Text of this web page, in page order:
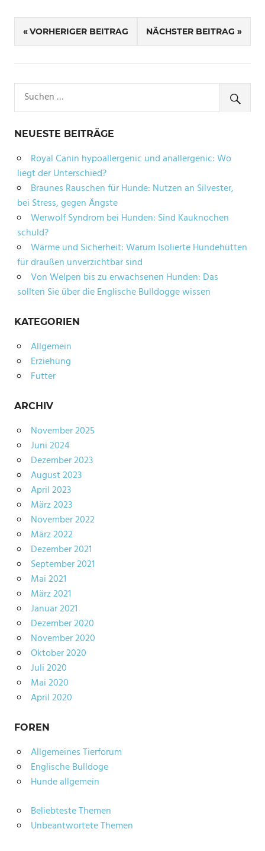
Beitragsnavigation
VORHERIGER BEITRAG NÄCHSTER BEITRAG
NEUESTE BEITRÄGE
Royal Canin hypoallergenic und anallergenic: Wo
liegt der Unterschied?
Braunes Rauschen für Hunde: Nutzen an Silvester,
bei Stress, gegen Ängste
Werwolf Syndrom bei Hunden: Sind Kauknochen
schuld?
Wärme und Sicherheit: Warum Isolierte Hundehütten
für draußen unverzichtbar sind
Von Welpen bis zu erwachsenen Hunden: Das
sollten Sie über die Englische Bulldogge wissen
KATEGORIEN
Allgemein
Erziehung
Futter
ARCHIV
November 2025
Juni 2024
Dezember 2023
August 2023
April 2023
März 2023
November 2022
März 2022
Dezember 2021
September 2021
Mai 2021
März 2021
Januar 2021
Dezember 2020
November 2020
Oktober 2020
Juli 2020
Mai 2020
April 2020
FOREN
Allgemeines Tierforum
Englische Bulldoge
Hunde allgemein
Beliebteste Themen
Unbeantwortete Themen